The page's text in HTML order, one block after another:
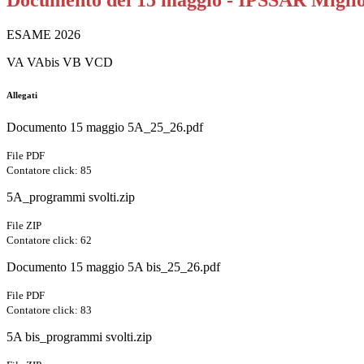
ESAME 2026
VA VAbis VB VCD
Allegati
Documento 15 maggio 5A_25_26.pdf
File PDF
Contatore click: 85
5A_programmi svolti.zip
File ZIP
Contatore click: 62
Documento 15 maggio 5A bis_25_26.pdf
File PDF
Contatore click: 83
5A bis_programmi svolti.zip